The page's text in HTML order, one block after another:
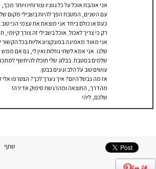
אני אוהבת אוכל על כל גווניו וצורותיו ויותר
עם השנים, המטבח הפך להיות בשבילי מקום
כעס או כולם ביחד אני מוצאת את עצמי הכי
רק כי צריך לאכול. אוכל בשבילי זה צורך קיומי,
אני מאוד מאמינה בפונקציונאליות בכל הקשור
שלנו. אני אמא לשתי גוזלות ואין לי, גם אם
שלמים במטבח. בבלוג שלי תוכלו להיחשף
עושים טוב על הלב ונעים בבטן.
אז מה נבשל היום? איך נערך לכך? הצטרפו אלי
מהדרך, התוצאה ומהרגשת סיפוק אדירה!
שלכם, ליהי
שתף